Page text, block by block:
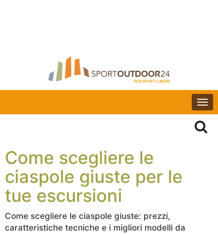
Come scegliere le
ciaspole giuste per le
tue escursioni
Come scegliere le ciaspole giuste: prezzi,
caratteristiche tecniche e i migliori modelli da